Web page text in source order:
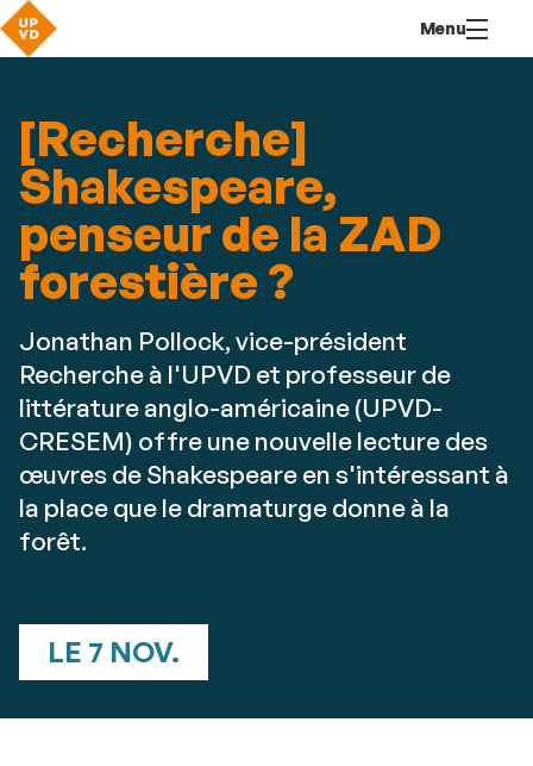
contenu
Menu
[Recherche]
Shakespeare,
penseur de la ZAD
forestière ?
Jonathan Pollock, vice-président
Recherche à l'UPVD et professeur de
littérature anglo-américaine (UPVD-
CRESEM) offre une nouvelle lecture des
œuvres de Shakespeare en s'intéressant à
la place que le dramaturge donne à la
forêt.
LE 7 NOV.